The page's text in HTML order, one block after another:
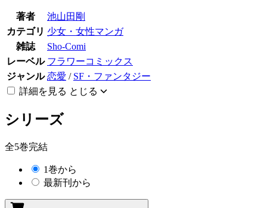
著者
池山田剛
カテゴリ 少女・女性マンガ
雑誌
Sho-Comi
レーベル フラワーコミックス
ジャンル 恋愛 / SF・ファンタジー
詳細を見る とじる
シリーズ
全5巻完結
1巻から
最新刊から